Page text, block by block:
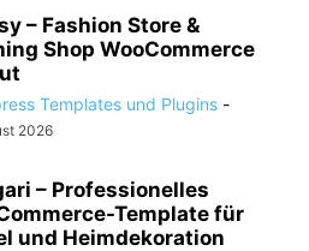
– Fashion Store &
Shop WooCommerce
Templates und Plugins -
2026
– Professionelles
Template für
und Heimdekoration